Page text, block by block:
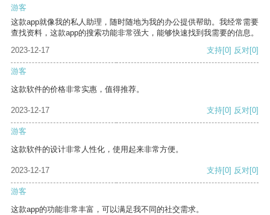
游客
这款app就像我的私人助理，随时随地为我的办公提供帮助。我经常需要
查找资料，这款app的搜索功能非常强大，能够快速找到我需要的信息。
2023-12-17
支持[0] 反对[0]
游客
这款软件的价格非常实惠，值得推荐。
2023-12-17 支持[0] 反对[0]
游客
这款软件的设计非常人性化，使用起来非常方便。
2023-12-17 支持[0] 反对[0]
游客
这款app的功能非常丰富，可以满足我不同的社交需求。